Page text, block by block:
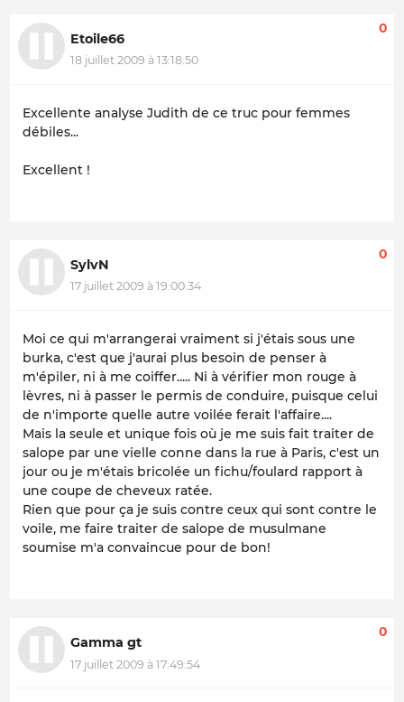
Etoile66
18 juillet 2009 à 13:18:50
0
Excellente analyse Judith de ce truc pour femmes
débiles...
Excellent !
SylvN
17 juillet 2009 à 19:00:34
0
Moi ce qui m'arrangerai vraiment si j'étais sous une
burka, c'est que j'aurai plus besoin de penser à
m'épiler, ni à me coiffer..... Ni à vérifier mon rouge à
lèvres, ni à passer le permis de conduire, puisque celui
de n'importe quelle autre voilée ferait l'affaire....
Mais la seule et unique fois où je me suis fait traiter de
salope par une vielle conne dans la rue à Paris, c'est un
jour ou je m'étais bricolée un fichu/foulard rapport à
une coupe de cheveux ratée.
Rien que pour ça je suis contre ceux qui sont contre le
voile, me faire traiter de salope de musulmane
soumise m'a convaincue pour de bon!
Gamma gt
17 juillet 2009 à 17:49:54
0